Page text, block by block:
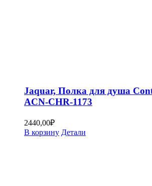
Jaquar, Полка для душа
ACN-CHR-1173
2440,00₽
В корзину Детали